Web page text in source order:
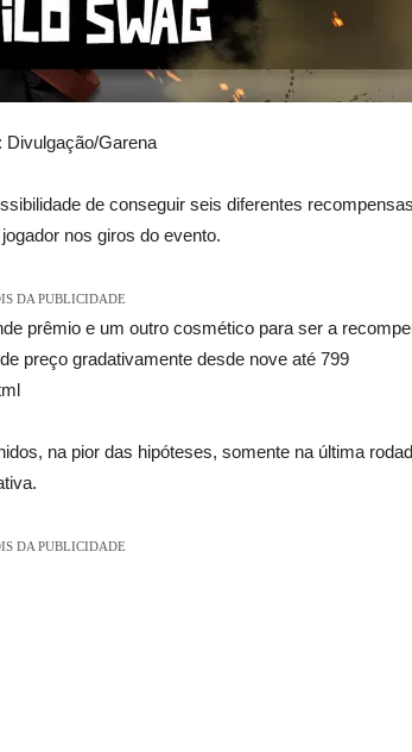
Divulgação/Garena
de conseguir seis diferentes
nos giros do evento.
DA PUBLICIDADE
prêmio e um outro cosmético para ser a
preço gradativamente desde nove até 799
na pior das hipóteses, somente na última
DA PUBLICIDADE